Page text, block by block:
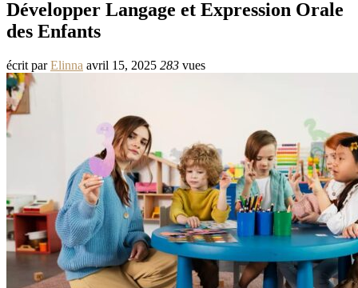
Développer Langage et Expression Orale
des Enfants
écrit parElinna avril 15, 2025 283 vues